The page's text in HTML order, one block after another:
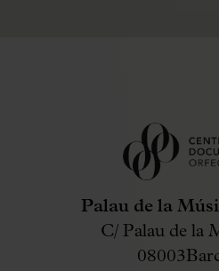
Palau de la
C/ Palau de la
08003